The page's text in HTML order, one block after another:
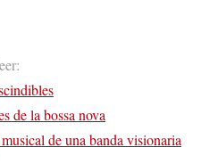
de la bossa nova
de una banda visionaria